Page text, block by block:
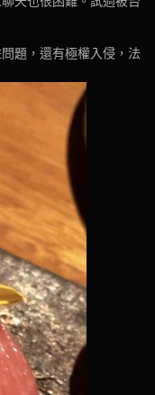
題，還有極權入侵，法